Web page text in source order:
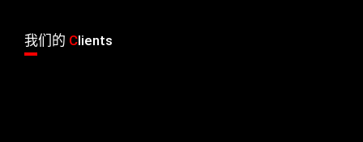
我们的 Clients